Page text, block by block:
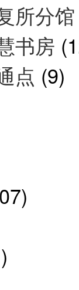
所分馆
书房
点 (9)